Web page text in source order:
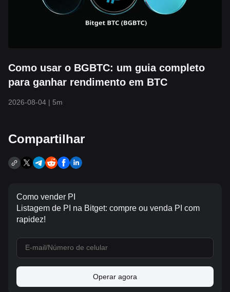
Como usar o BGBTC: um guia completo
para ganhar rendimento em BTC
2026-08-04 | 5m
Compartilhar
Como vender PI
Listagem de PI na Bitget: compre ou venda PI com
rapidez!
Operar agora